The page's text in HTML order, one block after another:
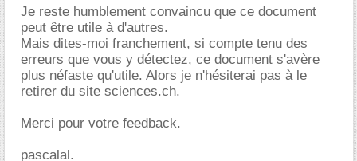
Je reste humblement convaincu que ce document
peut être utile à d'autres.
Mais dites-moi franchement, si compte tenu des
erreurs que vous y détectez, ce document s'avère
plus néfaste qu'utile. Alors je n'hésiterai pas à le
retirer du site sciences.ch.
Merci pour votre feedback.
pascalal.